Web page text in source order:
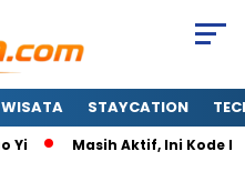
WISATA STAYCATION
Masih Aktif, Ini Kode